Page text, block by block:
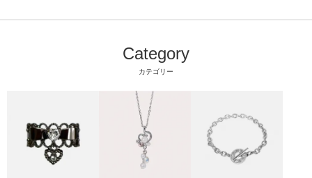
Category
カテゴリー